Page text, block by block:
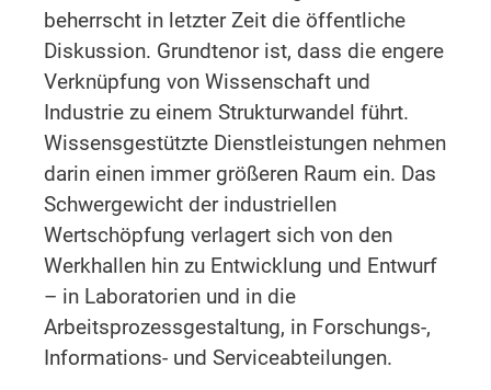
beherrscht in letzter Zeit die öffentliche
Diskussion. Grundtenor ist, dass die engere
Verknüpfung von Wissenschaft und
Industrie zu einem Strukturwandel führt.
Wissensgestützte Dienstleistungen nehmen
darin einen immer größeren Raum ein. Das
Schwergewicht der industriellen
Wertschöpfung verlagert sich von den
Werkhallen hin zu Entwicklung und Entwurf
– in Laboratorien und in die
Arbeitsprozessgestaltung, in Forschungs-,
Informations- und Serviceabteilungen.